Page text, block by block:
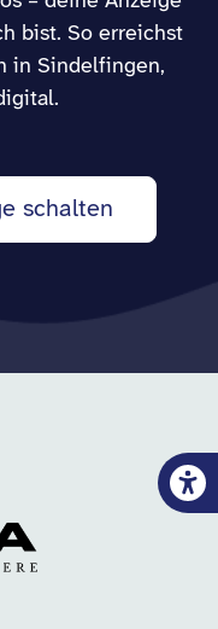
bist. So erreichst
in Sindelfingen,
schalten